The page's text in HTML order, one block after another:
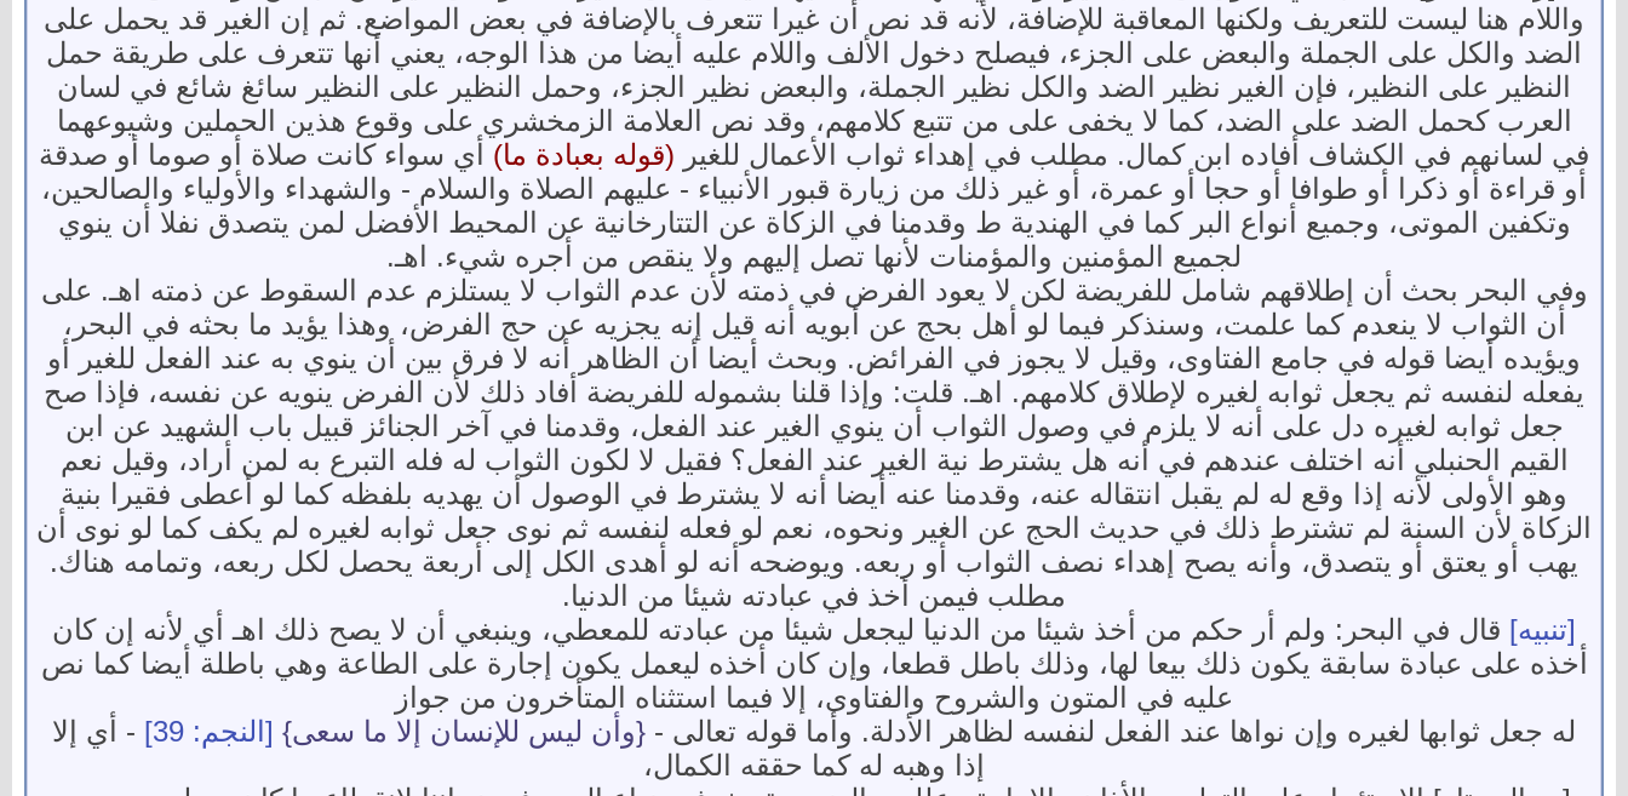
واللام هنا ليست للتعريف ولكنها المعاقبة للإضافة، لأنه قد نص أن غيرا تتعرف بالإضافة في بعض المواضع. ثم إن الغير قد يحمل على
الضد والكل على الجملة والبعض على الجزء، فيصلح دخول الألف واللام عليه أيضا من هذا الوجه، يعني أنها تتعرف على طريقة حمل
النظير على النظير، فإن الغير نظير الضد والكل نظير الجملة، والبعض نظير الجزء، وحمل النظير على النظير سائغ شائع في لسان
العرب كحمل الضد على الضد، كما لا يخفى على من تتبع كلامهم، وقد نص العلامة الزمخشري على وقوع هذين الحملين وشيوعهما
في لسانهم في الكشاف أفاده ابن كمال. مطلب في إهداء ثواب الأعمال للغير (قوله بعبادة ما) أي سواء كانت صلاة أو صوما أو صدقة
أو قراءة أو ذكرا أو طوافا أو حجا أو عمرة، أو غير ذلك من زيارة قبور الأنبياء - عليهم الصلاة والسلام - والشهداء والأولياء والصالحين،
وتكفين الموتى، وجميع أنواع البر كما في الهندية ط وقدمنا في الزكاة عن التتارخانية عن المحيط الأفضل لمن يتصدق نفلا أن ينوي
لجميع المؤمنين والمؤمنات لأنها تصل إليهم ولا ينقص من أجره شيء. اهـ.
وفي البحر بحث أن إطلاقهم شامل للفريضة لكن لا يعود الفرض في ذمته لأن عدم الثواب لا يستلزم عدم السقوط عن ذمته اهـ. على
أن الثواب لا ينعدم كما علمت، وسنذكر فيما لو أهل بحج عن أبويه أنه قيل إنه يجزيه عن حج الفرض، وهذا يؤيد ما بحثه في البحر،
ويؤيده أيضا قوله في جامع الفتاوى، وقيل لا يجوز في الفرائض. وبحث أيضا أن الظاهر أنه لا فرق بين أن ينوي به عند الفعل للغير أو
يفعله لنفسه ثم يجعل ثوابه لغيره لإطلاق كلامهم. اهـ. قلت: وإذا قلنا بشموله للفريضة أفاد ذلك لأن الفرض ينويه عن نفسه، فإذا صح
جعل ثوابه لغيره دل على أنه لا يلزم في وصول الثواب أن ينوي الغير عند الفعل، وقدمنا في آخر الجنائز قبيل باب الشهيد عن ابن
القيم الحنبلي أنه اختلف عندهم في أنه هل يشترط نية الغير عند الفعل؟ فقيل لا لكون الثواب له فله التبرع به لمن أراد، وقيل نعم
وهو الأولى لأنه إذا وقع له لم يقبل انتقاله عنه، وقدمنا عنه أيضا أنه لا يشترط في الوصول أن يهديه بلفظه كما لو أعطى فقيرا بنية
الزكاة لأن السنة لم تشترط ذلك في حديث الحج عن الغير ونحوه، نعم لو فعله لنفسه ثم نوى جعل ثوابه لغيره لم يكف كما لو نوى أن
يهب أو يعتق أو يتصدق، وأنه يصح إهداء نصف الثواب أو ربعه. ويوضحه أنه لو أهدى الكل إلى أربعة يحصل لكل ربعه، وتمامه هناك.
مطلب فيمن أخذ في عبادته شيئا من الدنيا.
[تنبيه] قال في البحر: ولم أر حكم من أخذ شيئا من الدنيا ليجعل شيئا من عبادته للمعطي، وينبغي أن لا يصح ذلك اهـ أي لأنه إن كان
أخذه على عبادة سابقة يكون ذلك بيعا لها، وذلك باطل قطعا، وإن كان أخذه ليعمل يكون إجارة على الطاعة وهي باطلة أيضا كما نص
عليه في المتون والشروح والفتاوى، إلا فيما استثناه المتأخرون من جواز
له جعل ثوابها لغيره وإن نواها عند الفعل لنفسه لظاهر الأدلة. وأما قوله تعالى - {وأن ليس للإنسان إلا ما سعى} [النجم: 39]
- أي إلا
إذا وهبه له كما حققه الكمال،